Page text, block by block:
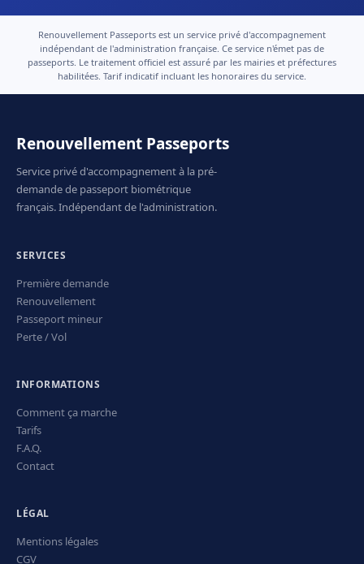
Renouvellement Passeports est un service privé d'accompagnement
indépendant de l'administration française. Ce service n'émet pas de
passeports. Le traitement officiel est assuré par les mairies et préfectures
habilitées. Tarif indicatif incluant les honoraires du service.
Renouvellement Passeports
Service privé d'accompagnement à la pré-
demande de passeport biométrique
français. Indépendant de l'administration.
SERVICES
Première demande
Renouvellement
Passeport mineur
Perte / Vol
INFORMATIONS
Comment ça marche
Tarifs
F.A.Q.
Contact
LÉGAL
Mentions légales
CGV